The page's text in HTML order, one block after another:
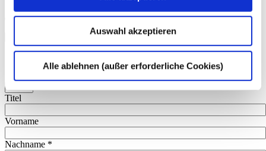
Auswahl akzeptieren
Alle ablehnen (außer erforderliche Cookies)
53113 Bonn
+49 228 81000 0
Titel
Vorname
Nachname *